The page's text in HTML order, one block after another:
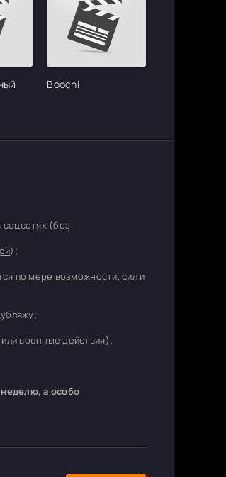
Boochi
соцсетях (без
);
по мере возможности, сил и
военные действия);
а особо